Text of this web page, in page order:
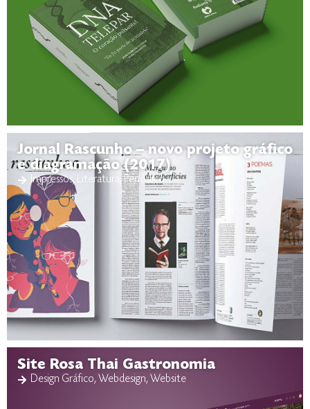
Jornal Rascunho – novo projeto gráfico
e diagramação (2017)
Impressos, Literatura ,Periódico
Site Rosa Thai Gastronomia
Design Gráfico, Webdesign, Website